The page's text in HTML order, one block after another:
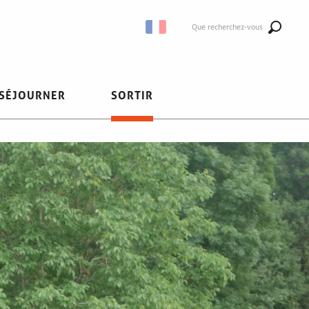
Que recherchez-vous
SORTIR